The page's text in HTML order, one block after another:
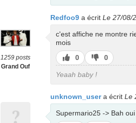
1259 posts
Grand Ouf
Redfoo9a écrit Le 27/08/
c'est affiche ne montre
mois
J’aime
0
J’aime
pas
0
Yeaah baby !
unknown_usera écrit Le
Supermario25 -> Bah